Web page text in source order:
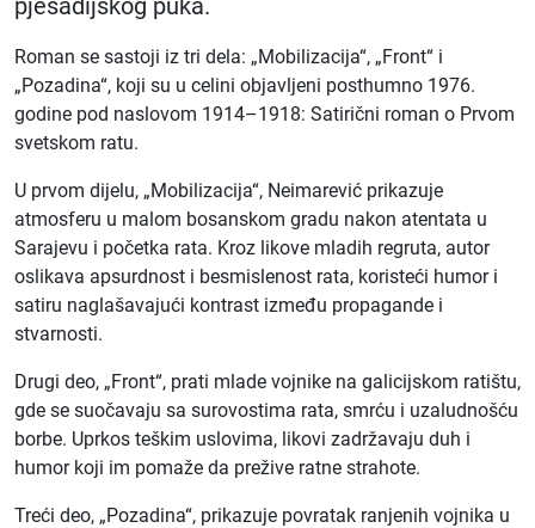
pješadijskog puka.
Roman se sastoji iz tri dela: „Mobilizacija“, „Front“ i
„Pozadina“, koji su u celini objavljeni posthumno 1976.
godine pod naslovom 1914–1918: Satirični roman o Prvom
svetskom ratu.
U prvom dijelu, „Mobilizacija“, Neimarević prikazuje
atmosferu u malom bosanskom gradu nakon atentata u
Sarajevu i početka rata. Kroz likove mladih regruta, autor
oslikava apsurdnost i besmislenost rata, koristeći humor i
satiru naglašavajući kontrast između propagande i
stvarnosti.
Drugi deo, „Front“, prati mlade vojnike na galicijskom ratištu,
gde se suočavaju sa surovostima rata, smrću i uzaludnošću
borbe. Uprkos teškim uslovima, likovi zadržavaju duh i
humor koji im pomaže da prežive ratne strahote.
Treći deo, „Pozadina“, prikazuje povratak ranjenih vojnika u